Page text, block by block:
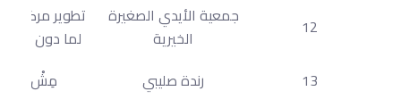
12
جمعية الأيدي الصغيرة
الخيرية
تطوير مركز
لما دون 18 سنة
13
رندة صليبي مِشْ دَجْ